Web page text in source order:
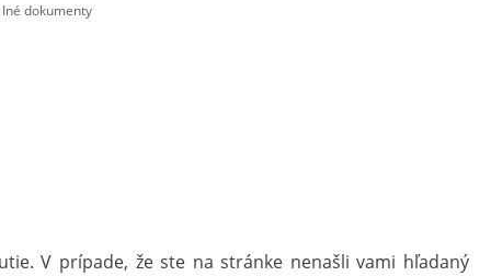
Iné dokumenty
V prípade, že ste na stránke nenašli vami hľadaný